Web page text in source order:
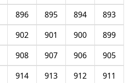
893
894
895
896
899
900
901
902
905
906
907
908
911
912
913
914